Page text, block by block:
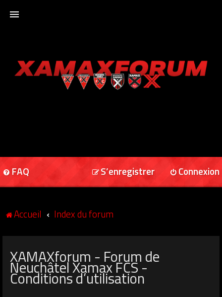
XAMAXFORUM
FAQ Connexion
S’enregistrer
Accueil Index du forum
XAMAXforum - Forum de
Neuchâtel Xamax FCS -
Conditions d’utilisation